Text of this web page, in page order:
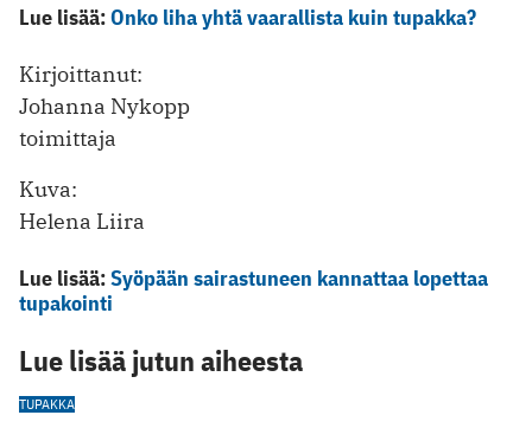
Lue lisää:Onko liha yhtä vaarallista kuin tupakka?
Kirjoittanut:
Johanna Nykopp
toimittaja
Kuva:
Helena Liira
Lue lisää:Syöpään sairastuneen kannattaa lopettaa
tupakointi
Lue lisää jutun aiheesta
TUPAKKA